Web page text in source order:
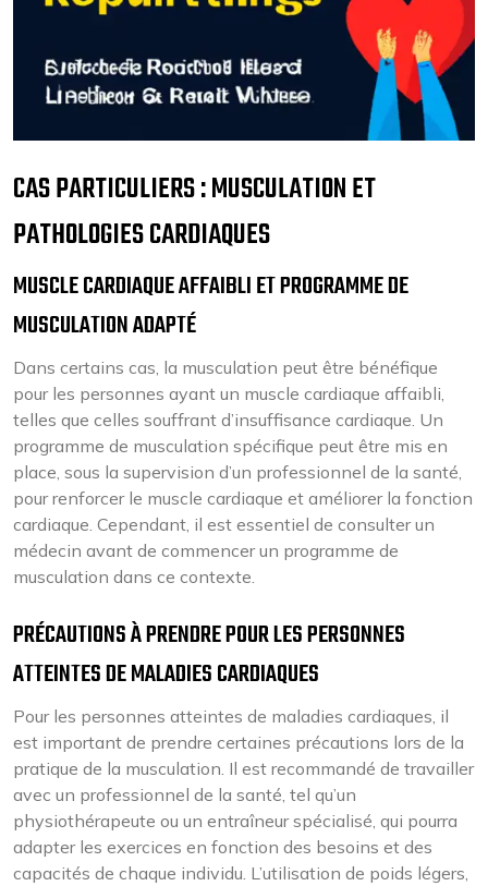
CAS PARTICULIERS : MUSCULATION ET
PATHOLOGIES CARDIAQUES
MUSCLE CARDIAQUE AFFAIBLI ET PROGRAMME DE
MUSCULATION ADAPTÉ
Dans certains cas, la musculation peut être bénéfique
pour les personnes ayant un muscle cardiaque affaibli,
telles que celles souffrant d’insuffisance cardiaque. Un
programme de musculation spécifique peut être mis en
place, sous la supervision d’un professionnel de la santé,
pour renforcer le muscle cardiaque et améliorer la fonction
cardiaque. Cependant, il est essentiel de consulter un
médecin avant de commencer un programme de
musculation dans ce contexte.
PRÉCAUTIONS À PRENDRE POUR LES PERSONNES
ATTEINTES DE MALADIES CARDIAQUES
Pour les personnes atteintes de maladies cardiaques, il
est important de prendre certaines précautions lors de la
pratique de la musculation. Il est recommandé de travailler
avec un professionnel de la santé, tel qu’un
physiothérapeute ou un entraîneur spécialisé, qui pourra
adapter les exercices en fonction des besoins et des
capacités de chaque individu. L’utilisation de poids légers,